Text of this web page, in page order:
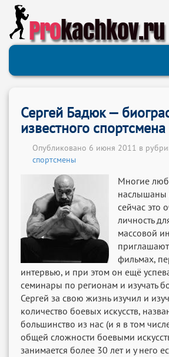
Prokachkov.ru
Сергей Бадюк —
известного спортсмена
Опубликовано 6 июня 2011 в
спортсмены
Многие
наслышаны
сейчас это
личность
массовой
фильмах,
интервью, и при этом он ещё
семинары по регионам и изучать
Сергей за свою жизнь изучил и
количество боевых искусств,
большинство из нас (и я в том
общей сложности боевыми
занимается более 30 лет и у него